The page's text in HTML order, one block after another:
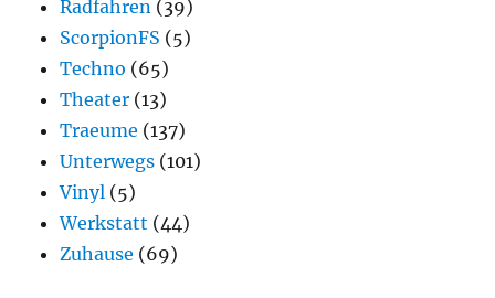
Radfahren (39)
ScorpionFS (5)
Techno (65)
Theater (13)
Traeume (137)
Unterwegs (101)
Vinyl (5)
Werkstatt (44)
Zuhause (69)